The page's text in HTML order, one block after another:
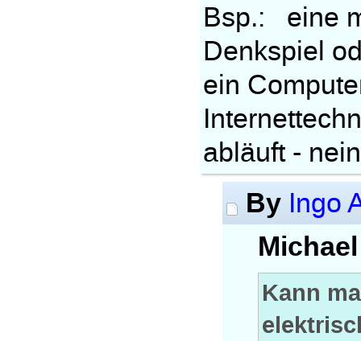
Bsp.: eine
Denkspiel
ein
abläuft - nein
By Ingo
Kann